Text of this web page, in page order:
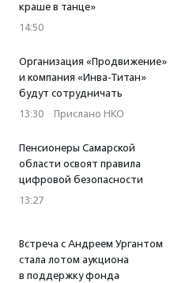
краше в танце»
14:50
Организация «Продвижение»
и компания «Инва-Титан»
будут сотрудничать
13:30 · Прислано НКО
Пенсионеры Самарской
области освоят правила
цифровой безопасности
13:27
Встреча с Андреем Ургантом
стала лотом аукциона
в поддержку фонда